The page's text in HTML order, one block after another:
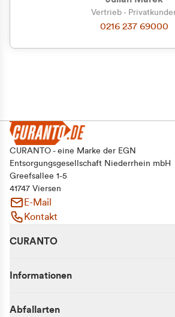
Vertrieb -
0216 237 69000
CURANTO - eine Marke der EGN
Entsorgungsgesellschaft Niederrhein mbH
Greefsallee 1-5
41747 Viersen
E-Mail
Kontakt
CURANTO
Informationen
Abfallarten